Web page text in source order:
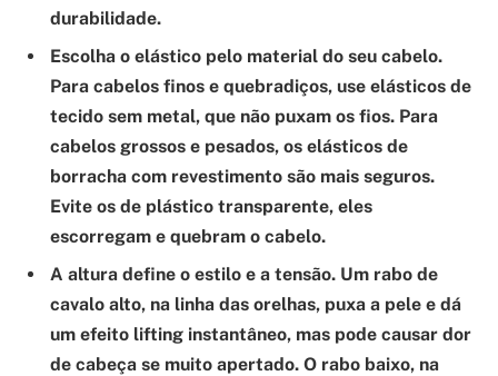
durabilidade.
Escolha o elástico pelo material do seu cabelo.
Para cabelos finos e quebradiços, use elásticos de
tecido sem metal, que não puxam os fios. Para
cabelos grossos e pesados, os elásticos de
borracha com revestimento são mais seguros.
Evite os de plástico transparente, eles
escorregam e quebram o cabelo.
A altura define o estilo e a tensão. Um rabo de
cavalo alto, na linha das orelhas, puxa a pele e dá
um efeito lifting instantâneo, mas pode causar dor
de cabeça se muito apertado. O rabo baixo, na